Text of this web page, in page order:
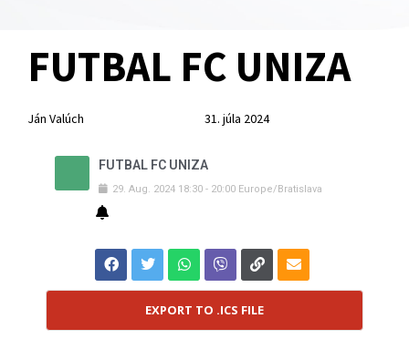
IN:
FUTBAL FC UNIZA
Ján Valúch
on:
31. júla 2024
FUTBAL FC UNIZA
29. Aug. 2024 18:30 - 20:00 Europe/Bratislava
EXPORT TO .ICS FILE